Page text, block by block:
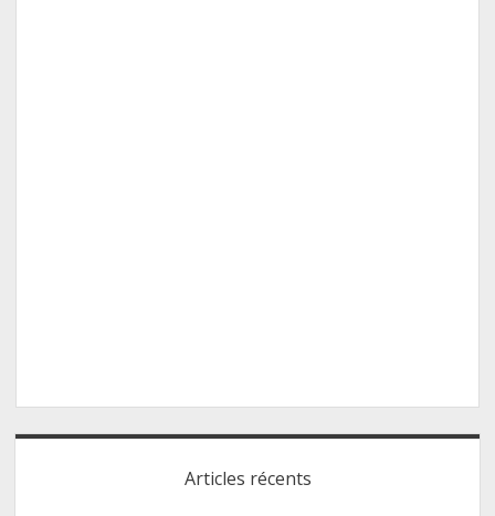
Sidebar
Articles récents